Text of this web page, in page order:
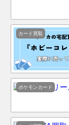
カード買取
ポケモンカード